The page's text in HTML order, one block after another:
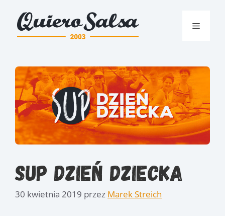
treści
Menu
SUP Dzień Dziecka
30 kwietnia 2019 przez Marek Streich